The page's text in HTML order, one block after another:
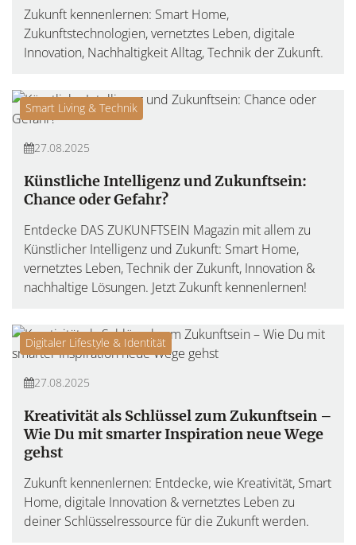
Zukunft kennenlernen: Smart Home,
Zukunftstechnologien, vernetztes Leben, digitale
Innovation, Nachhaltigkeit Alltag, Technik der Zukunft.
Smart Living & Technik
27.08.2025
Künstliche Intelligenz und Zukunftsein:
Chance oder Gefahr?
Entdecke DAS ZUKUNFTSEIN Magazin mit allem zu
Künstlicher Intelligenz und Zukunft: Smart Home,
vernetztes Leben, Technik der Zukunft, Innovation &
nachhaltige Lösungen. Jetzt Zukunft kennenlernen!
Digitaler Lifestyle & Identität
27.08.2025
Kreativität als Schlüssel zum Zukunftsein –
Wie Du mit smarter Inspiration neue Wege
gehst
Zukunft kennenlernen: Entdecke, wie Kreativität, Smart
Home, digitale Innovation & vernetztes Leben zu
deiner Schlüsselressource für die Zukunft werden.